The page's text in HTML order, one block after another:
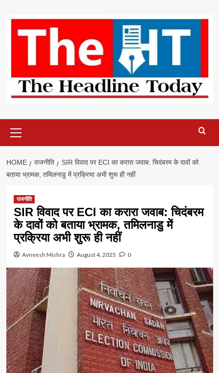
content
Menu
HOME राजनीति
SIR विवाद पर ECI का करारा जवाब: चिदंबरम के दावों को
बताया भ्रामक, तमिलनाडु में प्रक्रिया अभी शुरू ही नहीं
राजनीति
SIR विवाद पर ECI का करारा जवाब: चिदंबरम
के दावों को बताया भ्रामक, तमिलनाडु में
प्रक्रिया अभी शुरू ही नहीं
Avneesh Mishra August 4, 2025 0